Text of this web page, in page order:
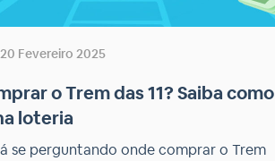
20 Fevereiro 2025
o Trem das 11? Saiba como
loteria
se perguntando onde comprar o Trem